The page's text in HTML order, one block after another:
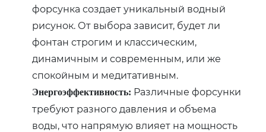
форсунка создает уникальный водный
рисунок. От выбора зависит, будет ли
фонтан строгим и классическим,
динамичным и современным, или же
спокойным и медитативным.
Энергоэффективность: Различные форсунки
требуют разного давления и объема
воды, что напрямую влияет на мощность